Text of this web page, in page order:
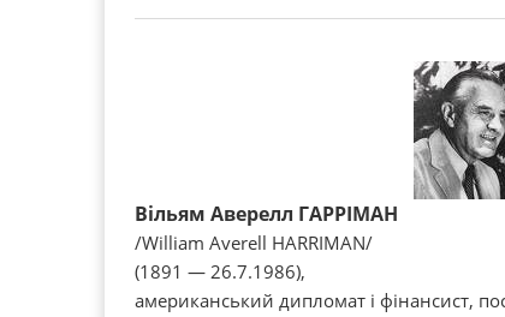
Вільям Аверелл ГАРРІМАН
/William Averell HARRIMAN/
(1891 — 26.7.1986),
американський дипломат і фінансист,